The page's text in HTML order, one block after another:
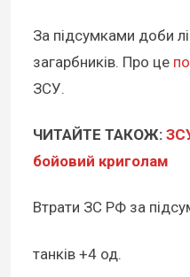
За підсумками доби
загарбників. Про це
ЗСУ.
ЧИТАЙТЕ ТАКОЖ:
бойовий криголам
Втрати ЗС РФ за
танків +4 од.